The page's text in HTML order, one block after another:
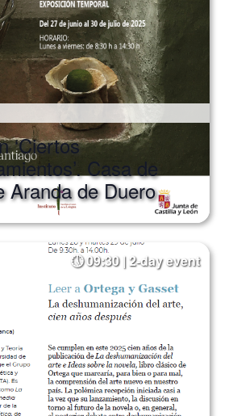
‘Ciertos
Casa de
Aranda de Duero
09:30 | 2-day event